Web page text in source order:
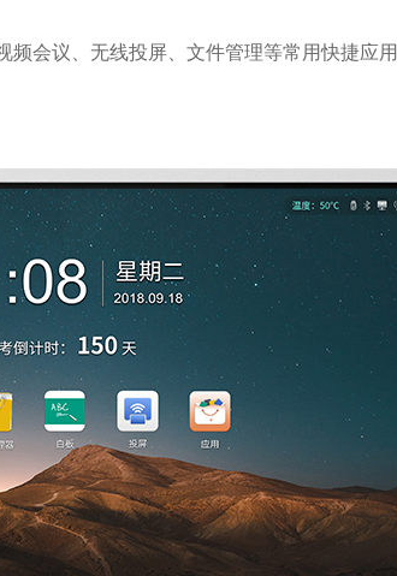
会议、无线投屏、文件管理等常用快捷应